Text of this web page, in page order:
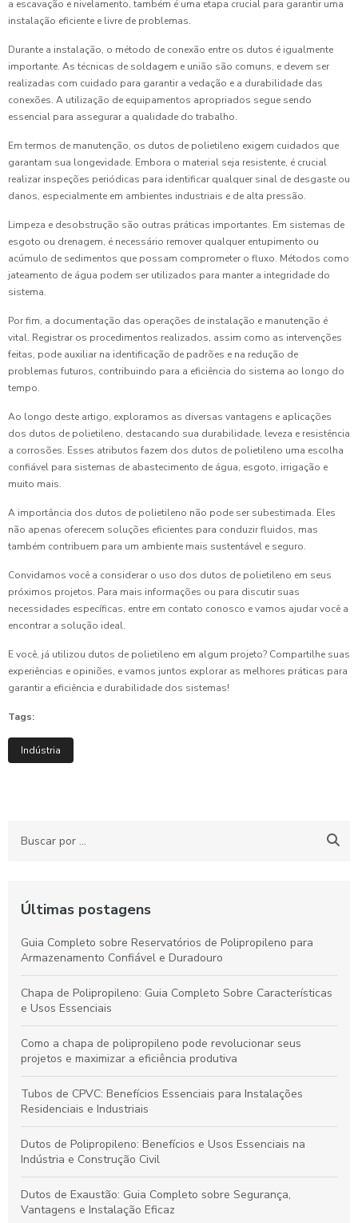
a escavação e nivelamento, também é uma etapa crucial para garantir uma
instalação eficiente e livre de problemas.
Durante a instalação, o método de conexão entre os dutos é igualmente
importante. As técnicas de soldagem e união são comuns, e devem ser
realizadas com cuidado para garantir a vedação e a durabilidade das
conexões. A utilização de equipamentos apropriados segue sendo
essencial para assegurar a qualidade do trabalho.
Em termos de manutenção, os dutos de polietileno exigem cuidados que
garantam sua longevidade. Embora o material seja resistente, é crucial
realizar inspeções periódicas para identificar qualquer sinal de desgaste ou
danos, especialmente em ambientes industriais e de alta pressão.
Limpeza e desobstrução são outras práticas importantes. Em sistemas de
esgoto ou drenagem, é necessário remover qualquer entupimento ou
acúmulo de sedimentos que possam comprometer o fluxo. Métodos como
jateamento de água podem ser utilizados para manter a integridade do
sistema.
Por fim, a documentação das operações de instalação e manutenção é
vital. Registrar os procedimentos realizados, assim como as intervenções
feitas, pode auxiliar na identificação de padrões e na redução de
problemas futuros, contribuindo para a eficiência do sistema ao longo do
tempo.
Ao longo deste artigo, exploramos as diversas vantagens e aplicações
dos dutos de polietileno, destacando sua durabilidade, leveza e resistência
a corrosões. Esses atributos fazem dos dutos de polietileno uma escolha
confiável para sistemas de abastecimento de água, esgoto, irrigação e
muito mais.
A importância dos dutos de polietileno não pode ser subestimada. Eles
não apenas oferecem soluções eficientes para conduzir fluidos, mas
também contribuem para um ambiente mais sustentável e seguro.
Convidamos você a considerar o uso dos dutos de polietileno em seus
próximos projetos. Para mais informações ou para discutir suas
necessidades específicas, entre em contato conosco e vamos ajudar você a
encontrar a solução ideal.
E você, já utilizou dutos de polietileno em algum projeto? Compartilhe suas
experiências e opiniões, e vamos juntos explorar as melhores práticas para
garantir a eficiência e durabilidade dos sistemas!
Tags:
Indústria
Últimas postagens
Guia Completo sobre Reservatórios de Polipropileno para
Armazenamento Confiável e Duradouro
Chapa de Polipropileno: Guia Completo Sobre Características
e Usos Essenciais
Como a chapa de polipropileno pode revolucionar seus
projetos e maximizar a eficiência produtiva
Tubos de CPVC: Benefícios Essenciais para Instalações
Residenciais e Industriais
Dutos de Polipropileno: Benefícios e Usos Essenciais na
Indústria e Construção Civil
Dutos de Exaustão: Guia Completo sobre Segurança,
Vantagens e Instalação Eficaz